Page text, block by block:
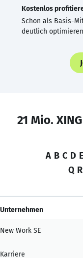
Kostenlos
Schon als Basis-
deutlich
21 Mio.
A B C D E
Q R
Unternehmen
New Work SE
Karriere